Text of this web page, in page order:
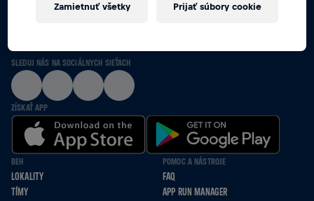
SLEDUJ NÁS NA SOCIÁLNYCH SIEŤACH
ZÍSKAŤ APP
BEH
LOKALITY
TÍMY
POMOC A NÁSTROJE
FAQ
APP RUN MANAGER
Zamietnuť všetky Prijať súbory cookie